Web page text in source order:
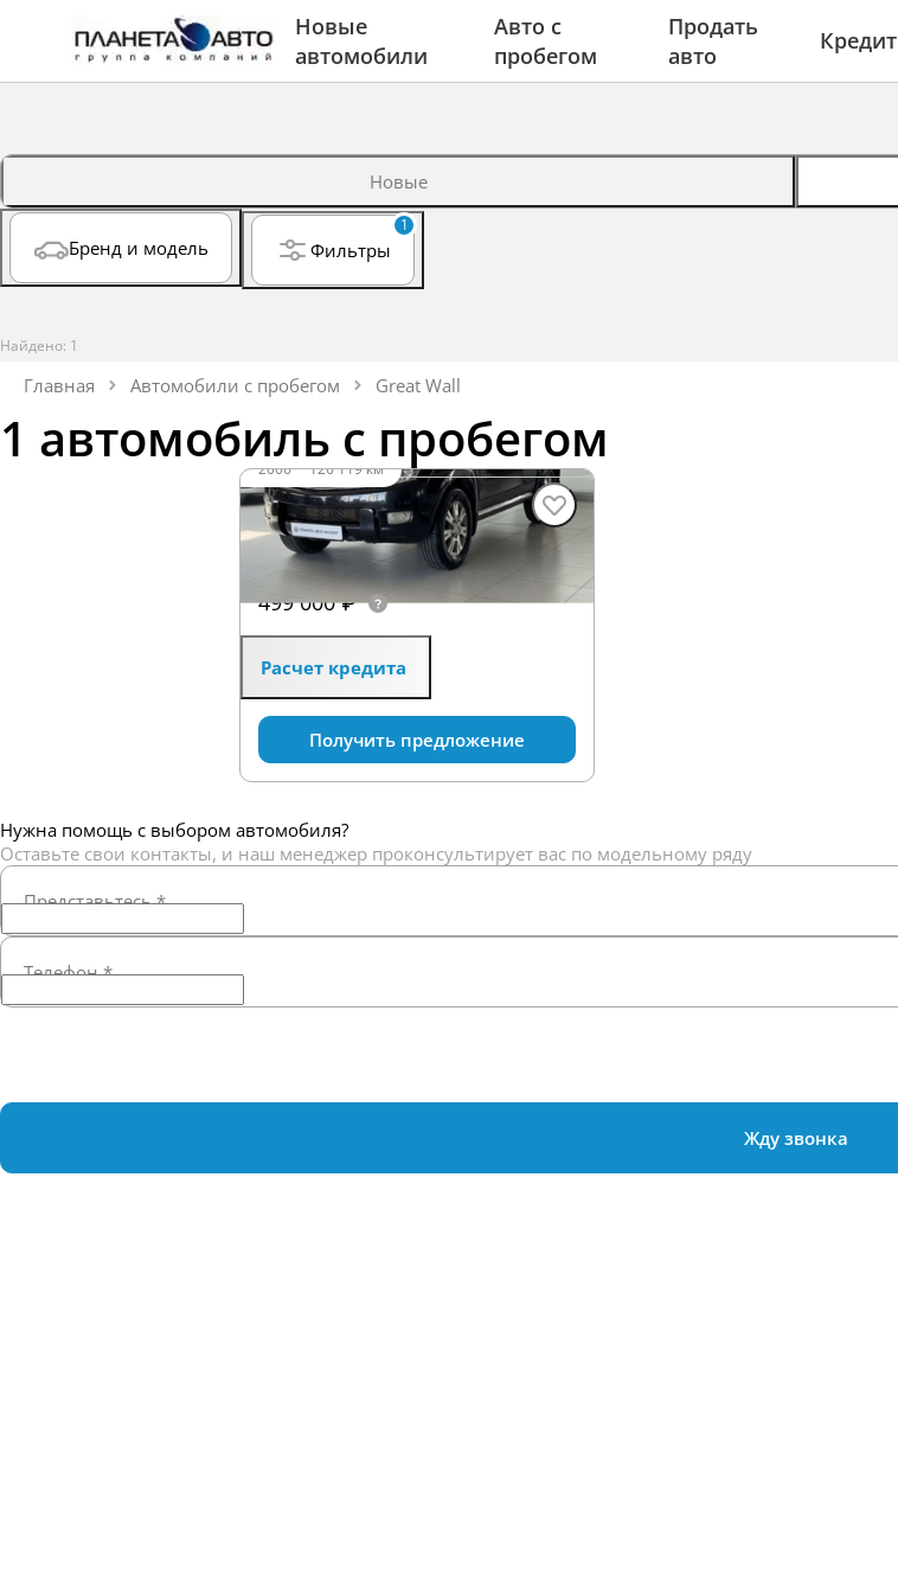
Новые
автомобили
Авто с
пробегом
Продать
авто
Кредит
Новые
Бренд и модель
1
Фильтры
Найдено: 1
Главная Автомобили с пробегом Great Wall
1 автомобиль с пробегом
2006·126 119 км
Great Wall Hover
2.4 л (128 л.с.), МКПП, бензин,
полный
499 000 ₽
Расчет кредита
Получить предложение
Нужна помощь с выбором автомобиля?
Оставьте свои контакты, и наш менеджер проконсультирует вас по модельному ряду
Представьтесь*
Телефон*
Жду звонка